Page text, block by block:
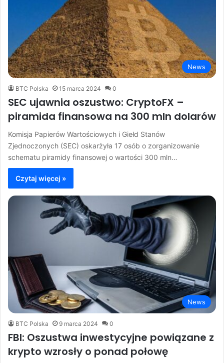
News
BTC Polska 15 marca 2024 0
SEC ujawnia oszustwo: CryptoFX –
piramida finansowa na 300 mln dolarów
Komisja Papierów Wartościowych i Giełd Stanów
Zjednoczonych (SEC) oskarżyła 17 osób o zorganizowanie
schematu piramidy finansowej o wartości 300 mln…
Czytaj więcej »
News
BTC Polska 9 marca 2024 0
FBI: Oszustwa inwestycyjne powiązane z
krypto wzrosły o ponad połowę